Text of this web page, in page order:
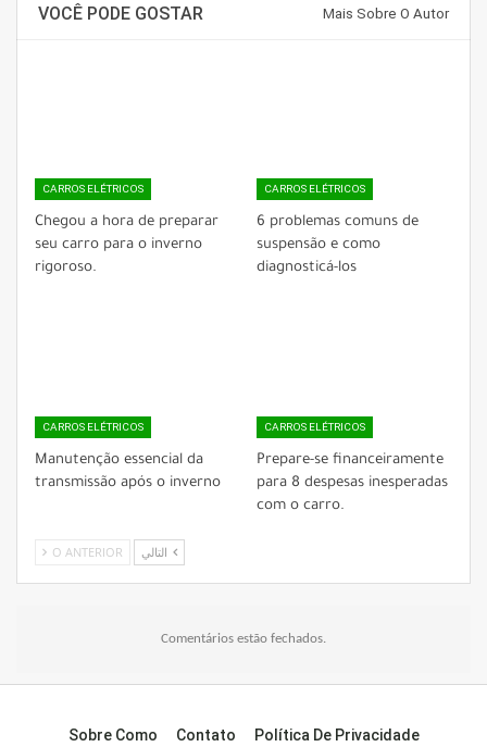
VOCÊ PODE GOSTAR Mais Sobre O Autor
CARROS ELÉTRICOS
Chegou a hora de preparar
seu carro para o inverno
rigoroso.
CARROS ELÉTRICOS
6 problemas comuns de
suspensão e como
diagnosticá-los
CARROS ELÉTRICOS
Manutenção essencial da
transmissão após o inverno
CARROS ELÉTRICOS
Prepare-se financeiramente
para 8 despesas inesperadas
com o carro.
O ANTERIOR
Comentários estão fechados.
Sobre Como Contato Política De Privacidade